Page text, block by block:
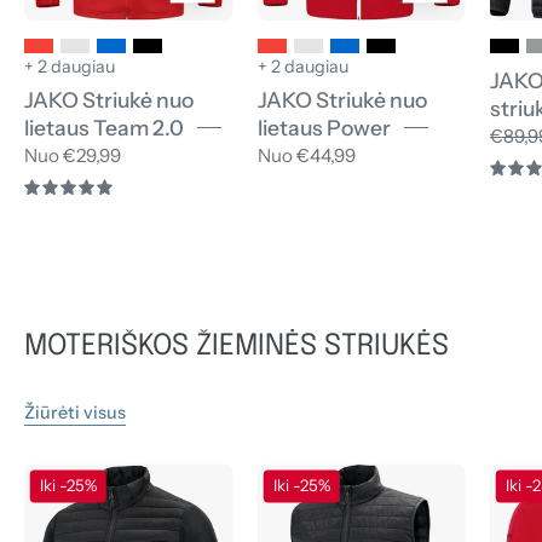
+ 2 daugiau
JAKO Striukė nuo
lietaus Team 2.0
Nuo €29,99
+ 2 daugiau
JAKO Striukė nuo
lietaus Power
Nuo €44,99
MOTERIŠKOS ŽIEMINĖS STRIUKĖS
Žiūrėti visus
JAKO
Hibridinė
Iki -25%
JAKO
Dygsniuota
Iki -25% Iki -